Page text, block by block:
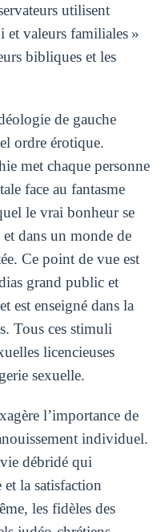
utilisent
et valeurs familiales »
bibliques et les
de gauche
ordre érotique.
met chaque personne
face au fantasme
le vrai bonheur se
dans un monde de
Ce point de vue est
grand public et
est enseigné dans la
Tous ces stimuli
licencieuses
sexuelle.
l’importance de
individuel.
débridé qui
la satisfaction
les fidèles des